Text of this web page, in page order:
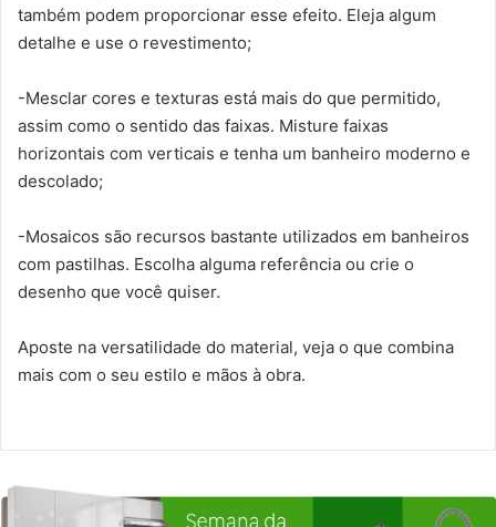
também podem proporcionar esse efeito. Eleja algum
detalhe e use o revestimento;
-Mesclar cores e texturas está mais do que permitido,
assim como o sentido das faixas. Misture faixas
horizontais com verticais e tenha um banheiro moderno e
descolado;
-Mosaicos são recursos bastante utilizados em banheiros
com pastilhas. Escolha alguma referência ou crie o
desenho que você quiser.
Aposte na versatilidade do material, veja o que combina
mais com o seu estilo e mãos à obra.